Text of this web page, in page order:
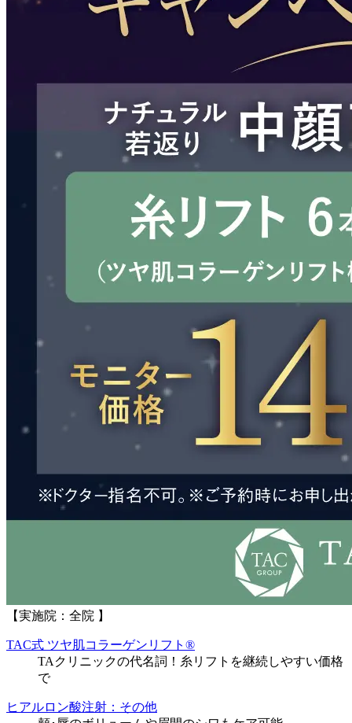
【実施院：全院 】
TAC式 ツヤ肌コラーゲンリフト®
TAクリニックの代名詞！糸リフトを継続しやすい価格
で
ヒアルロン酸注射：その他